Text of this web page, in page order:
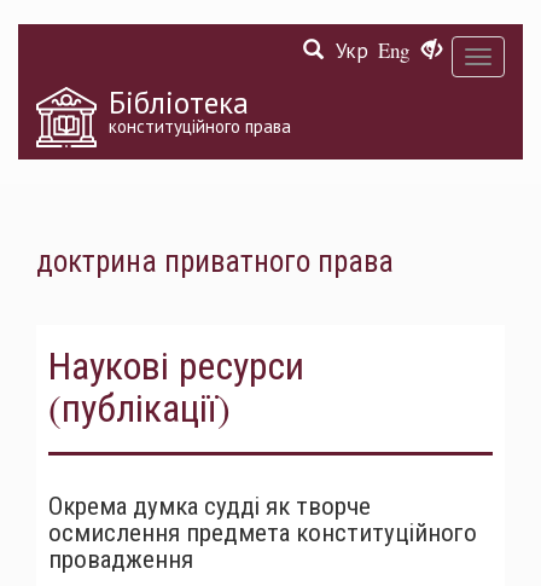
Toggle
Укр Eng
Бібліотека
конституційного права
доктрина приватного права
Наукові ресурси
(публікації)
Окрема думка судді як творче
осмислення предмета конституційного
провадження